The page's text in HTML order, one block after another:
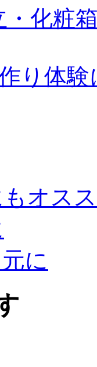
・化粧
り体
オス
に